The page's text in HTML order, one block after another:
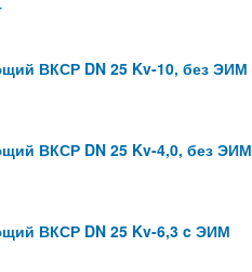
ВКСР DN 25 Kv-10, без ЭИМ
ВКСР DN 25 Kv-4,0, без ЭИМ
ВКСР DN 25 Kv-6,3 c ЭИМ